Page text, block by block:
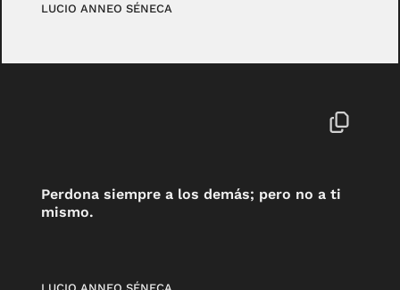
LUCIO ANNEO SÉNECA
Perdona siempre a los demás; pero no a ti
mismo.